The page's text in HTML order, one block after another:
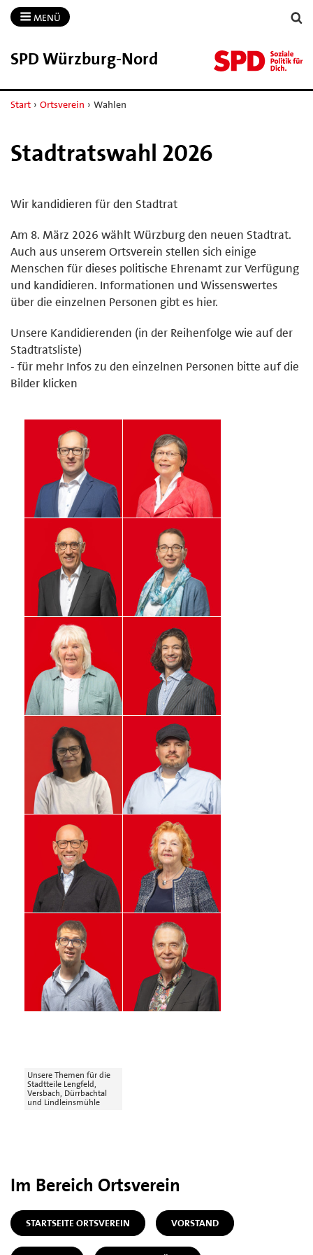
MENÜ
SPD Würzburg-​Nord
Start › Ortsverein › Wahlen
Stadtratswahl 2026
Wir kandidieren für den Stadtrat
Am 8. März 2026 wählt Würzburg den neuen Stadtrat.
Auch aus unserem Ortsverein stellen sich einige
Menschen für dieses politische Ehrenamt zur Verfügung
und kandidieren. Informationen und Wissenswertes
über die einzelnen Personen gibt es hier.
Unsere Kandidierenden (in der Reihenfolge wie auf der
Stadtratsliste)
- für mehr Infos zu den einzelnen Personen bitte auf die
Bilder klicken
Unsere Themen für die
Stadtteile Lengfeld,
Versbach, Dürrbachtal
und Lindleinsmühle
Im Bereich Ortsverein
STARTSEITE ORTSVEREIN VORSTAND